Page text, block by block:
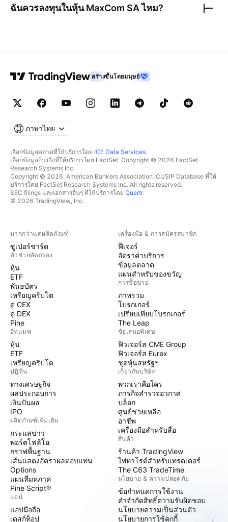
ฉันควรลงทุนในหุ้นMaxCom SAไหม?
สร้างขึ้นโดยมนุษย์
ภาษาไทย
เลือกข้อมูลตลาดที่ให้บริการโดย ICE Data Services.
เลือกข้อมูลอ้างอิงที่ให้บริการโดย FactSet. Copyright © 2026 FactSet
Research Systems Inc.
Copyright © 2026, American Bankers Association. CUSIP Database ที่ให้
บริการโดย FactSet Research Systems Inc. All rights reserved.
SEC filings และเอกสารอื่นๆ ที่ให้บริการโดย Quartr.
© 2026 TradingView, Inc.
มากกว่าแค่ผลิตภัณฑ์
ซูเปอร์ชาร์ต
ตัวช่วยคัดกรอง
หุ้น
ETF
พันธบัตร
เหรียญคริปโต
คู่ CEX
คู่ DEX
Pine
ฮีทแมพ
หุ้น
ETF
เหรียญคริปโต
ปฏิทิน
ทางเศรษฐกิจ
ผลประกอบการ
เงินปันผล
IPO
ผลิตภัณฑ์เพิ่มเติม
กระแสข่าว
พอร์ตโฟลิโอ
กราฟพื้นฐาน
เส้นแสดงอัตราผลตอบแทน
Options
แผนที่มหภาค
Pine Script®
แอป
แอปมือถือ
เดสก์ท็อป
เครื่องมือ & การสมัครสมาชิก
ฟีเจอร์
อัตราค่าบริการ
ข้อมูลตลาด
แผนสำหรับของขวัญ
การซื้อขาย
ภาพรวม
โบรกเกอร์
เปรียบเทียบโบรกเกอร์
The Leap
ข้อเสนอพิเศษ
ฟิวเจอร์ส CME Group
ฟิวเจอร์ส Eurex
ชุดหุ้นสหรัฐฯ
เกี่ยวกับบริษัท
พวกเราคือใคร
ภารกิจสำรวจอวกาศ
บล็อก
ศูนย์ช่วยเหลือ
อาชีพ
เครื่องมือสำหรับสื่อ
สินค้า
ร้านค้า TradingView
ไพ่ทาโรต์สำหรับเทรดเดอร์
The C63 TradeTime
นโยบาย & ความปลอดภัย
ข้อกำหนดการใช้งาน
คำจำกัดสิทธิ์ความรับผิดชอบ
นโยบายความเป็นส่วนตัว
นโยบายการใช้คุกกี้